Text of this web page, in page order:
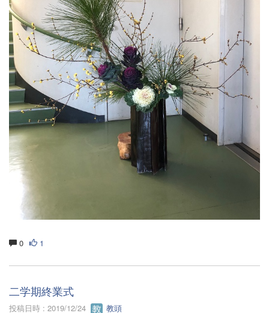
0 1
二学期終業式
投稿日時 : 2019/12/24 教頭